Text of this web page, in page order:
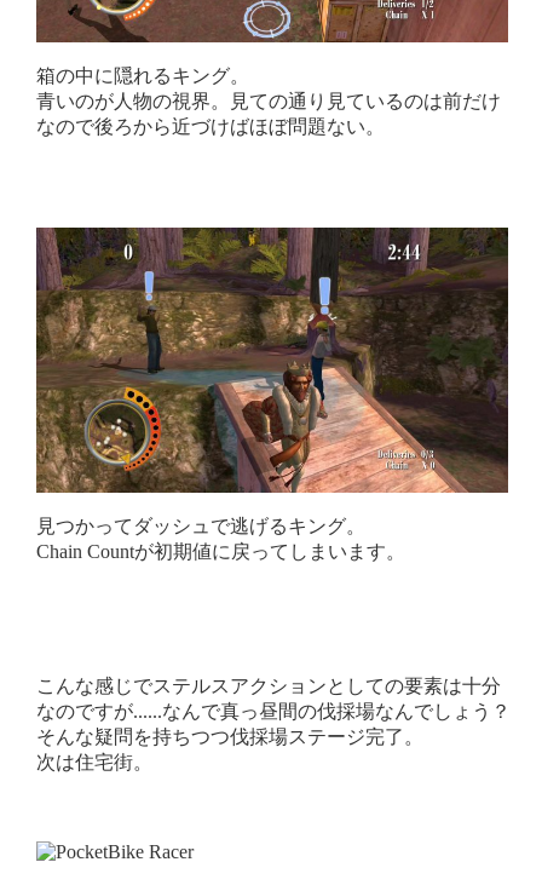
箱の中に隠れるキング。
青いのが人物の視界。見ての通り見ているのは前だけ
なので後ろから近づけばほぼ問題ない。
見つかってダッシュで逃げるキング。
Chain Countが初期値に戻ってしまいます。
こんな感じでステルスアクションとしての要素は十分
なのですが......なんで真っ昼間の伐採場なんでしょう？
そんな疑問を持ちつつ伐採場ステージ完了。
次は住宅街。